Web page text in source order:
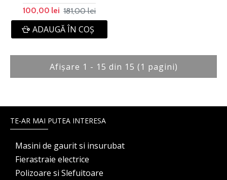
100,00 lei 181,00 lei
ADAUGĂ ÎN COŞ
Afişare 1 - 15 din 15 (1 pagini)
TE-AR MAI PUTEA INTERESA
Masini de gaurit si insurubat
Fierastraie electrice
Polizoare si Slefuitoare